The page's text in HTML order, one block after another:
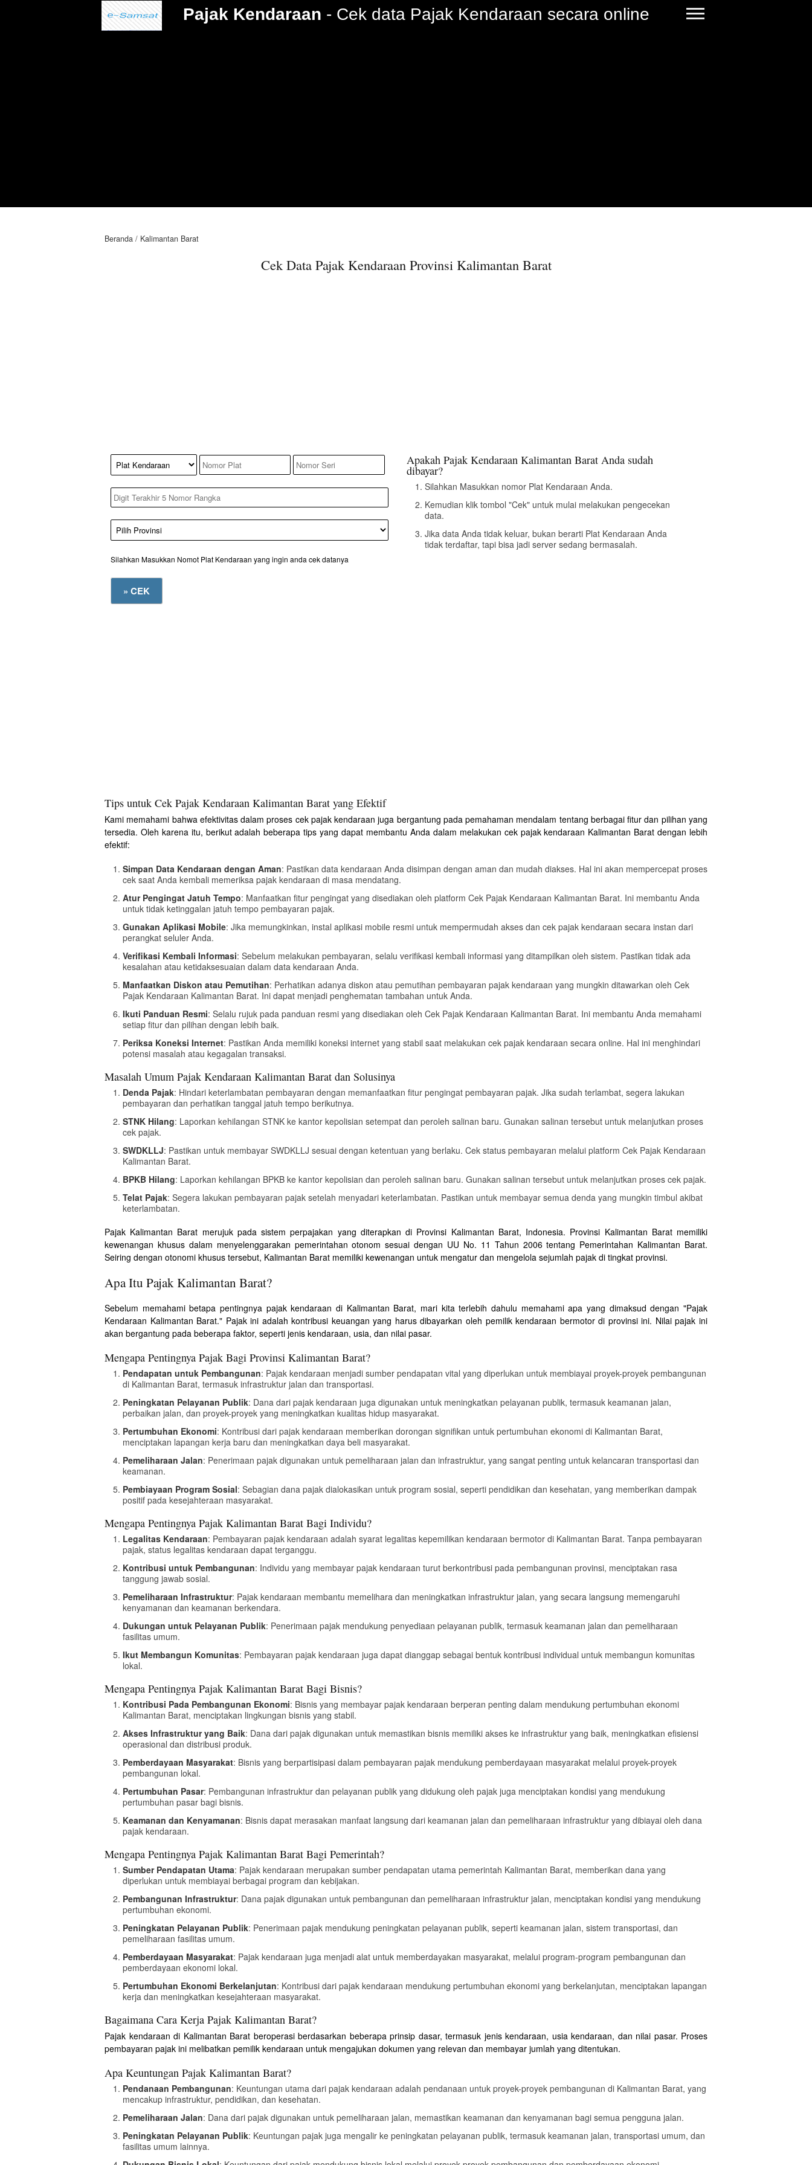
Pajak Kendaraan Cek data Pajak Kendaraan secara online
Beranda Kalimantan Barat
Cek Data Pajak Kendaraan Provinsi Kalimantan Barat
Silahkan Masukkan Nomot Plat Kendaraan yang ingin anda cek datanya
Apakah Pajak Kendaraan Kalimantan Barat Anda sudah
dibayar?
Silahkan Masukkan nomor Plat Kendaraan Anda.
Kemudian klik tombol "Cek" untuk mulai melakukan pengecekan
data.
Jika data Anda tidak keluar, bukan berarti Plat Kendaraan Anda
tidak terdaftar, tapi bisa jadi server sedang bermasalah.
Tips untuk Cek Pajak Kendaraan Kalimantan Barat yang Efektif
Kami memahami bahwa efektivitas dalam proses cek pajak kendaraan juga bergantung pada pemahaman mendalam tentang berbagai fitur dan pilihan yang
tersedia. Oleh karena itu, berikut adalah beberapa tips yang dapat membantu Anda dalam melakukan cek pajak kendaraan Kalimantan Barat dengan lebih
efektif:
Simpan Data Kendaraan dengan Aman: Pastikan data kendaraan Anda disimpan dengan aman dan mudah diakses. Hal ini akan mempercepat proses
cek saat Anda kembali memeriksa pajak kendaraan di masa mendatang.
Atur Pengingat Jatuh Tempo: Manfaatkan fitur pengingat yang disediakan oleh platform Cek Pajak Kendaraan Kalimantan Barat. Ini membantu Anda
untuk tidak ketinggalan jatuh tempo pembayaran pajak.
Gunakan Aplikasi Mobile: Jika memungkinkan, instal aplikasi mobile resmi untuk mempermudah akses dan cek pajak kendaraan secara instan dari
perangkat seluler Anda.
Verifikasi Kembali Informasi: Sebelum melakukan pembayaran, selalu verifikasi kembali informasi yang ditampilkan oleh sistem. Pastikan tidak ada
kesalahan atau ketidaksesuaian dalam data kendaraan Anda.
Manfaatkan Diskon atau Pemutihan: Perhatikan adanya diskon atau pemutihan pembayaran pajak kendaraan yang mungkin ditawarkan oleh Cek
Pajak Kendaraan Kalimantan Barat. Ini dapat menjadi penghematan tambahan untuk Anda.
Ikuti Panduan Resmi: Selalu rujuk pada panduan resmi yang disediakan oleh Cek Pajak Kendaraan Kalimantan Barat. Ini membantu Anda memahami
setiap fitur dan pilihan dengan lebih baik.
Periksa Koneksi Internet: Pastikan Anda memiliki koneksi internet yang stabil saat melakukan cek pajak kendaraan secara online. Hal ini menghindari
potensi masalah atau kegagalan transaksi.
Masalah Umum Pajak Kendaraan Kalimantan Barat dan Solusinya
Denda Pajak: Hindari keterlambatan pembayaran dengan memanfaatkan fitur pengingat pembayaran pajak. Jika sudah terlambat, segera lakukan
pembayaran dan perhatikan tanggal jatuh tempo berikutnya.
STNK Hilang: Laporkan kehilangan STNK ke kantor kepolisian setempat dan peroleh salinan baru. Gunakan salinan tersebut untuk melanjutkan proses
cek pajak.
SWDKLLJ: Pastikan untuk membayar SWDKLLJ sesuai dengan ketentuan yang berlaku. Cek status pembayaran melalui platform Cek Pajak Kendaraan
Kalimantan Barat.
BPKB Hilang: Laporkan kehilangan BPKB ke kantor kepolisian dan peroleh salinan baru. Gunakan salinan tersebut untuk melanjutkan proses cek pajak.
Telat Pajak: Segera lakukan pembayaran pajak setelah menyadari keterlambatan. Pastikan untuk membayar semua denda yang mungkin timbul akibat
keterlambatan.
Pajak Kalimantan Barat merujuk pada sistem perpajakan yang diterapkan di Provinsi Kalimantan Barat, Indonesia. Provinsi Kalimantan Barat memiliki
kewenangan khusus dalam menyelenggarakan pemerintahan otonom sesuai dengan UU No. 11 Tahun 2006 tentang Pemerintahan Kalimantan Barat.
Seiring dengan otonomi khusus tersebut, Kalimantan Barat memiliki kewenangan untuk mengatur dan mengelola sejumlah pajak di tingkat provinsi.
Apa Itu Pajak Kalimantan Barat?
Sebelum memahami betapa pentingnya pajak kendaraan di Kalimantan Barat, mari kita terlebih dahulu memahami apa yang dimaksud dengan "Pajak
Kendaraan Kalimantan Barat." Pajak ini adalah kontribusi keuangan yang harus dibayarkan oleh pemilik kendaraan bermotor di provinsi ini. Nilai pajak ini
akan bergantung pada beberapa faktor, seperti jenis kendaraan, usia, dan nilai pasar.
Mengapa Pentingnya Pajak Bagi Provinsi Kalimantan Barat?
Pendapatan untuk Pembangunan: Pajak kendaraan menjadi sumber pendapatan vital yang diperlukan untuk membiayai proyek-proyek pembangunan
di Kalimantan Barat, termasuk infrastruktur jalan dan transportasi.
Peningkatan Pelayanan Publik: Dana dari pajak kendaraan juga digunakan untuk meningkatkan pelayanan publik, termasuk keamanan jalan,
perbaikan jalan, dan proyek-proyek yang meningkatkan kualitas hidup masyarakat.
Pertumbuhan Ekonomi: Kontribusi dari pajak kendaraan memberikan dorongan signifikan untuk pertumbuhan ekonomi di Kalimantan Barat,
menciptakan lapangan kerja baru dan meningkatkan daya beli masyarakat.
Pemeliharaan Jalan: Penerimaan pajak digunakan untuk pemeliharaan jalan dan infrastruktur, yang sangat penting untuk kelancaran transportasi dan
keamanan.
Pembiayaan Program Sosial: Sebagian dana pajak dialokasikan untuk program sosial, seperti pendidikan dan kesehatan, yang memberikan dampak
positif pada kesejahteraan masyarakat.
Mengapa Pentingnya Pajak Kalimantan Barat Bagi Individu?
Legalitas Kendaraan: Pembayaran pajak kendaraan adalah syarat legalitas kepemilikan kendaraan bermotor di Kalimantan Barat. Tanpa pembayaran
pajak, status legalitas kendaraan dapat terganggu.
Kontribusi untuk Pembangunan: Individu yang membayar pajak kendaraan turut berkontribusi pada pembangunan provinsi, menciptakan rasa
tanggung jawab sosial.
Pemeliharaan Infrastruktur: Pajak kendaraan membantu memelihara dan meningkatkan infrastruktur jalan, yang secara langsung memengaruhi
kenyamanan dan keamanan berkendara.
Dukungan untuk Pelayanan Publik: Penerimaan pajak mendukung penyediaan pelayanan publik, termasuk keamanan jalan dan pemeliharaan
fasilitas umum.
Ikut Membangun Komunitas: Pembayaran pajak kendaraan juga dapat dianggap sebagai bentuk kontribusi individual untuk membangun komunitas
lokal.
Mengapa Pentingnya Pajak Kalimantan Barat Bagi Bisnis?
Kontribusi Pada Pembangunan Ekonomi: Bisnis yang membayar pajak kendaraan berperan penting dalam mendukung pertumbuhan ekonomi
Kalimantan Barat, menciptakan lingkungan bisnis yang stabil.
Akses Infrastruktur yang Baik: Dana dari pajak digunakan untuk memastikan bisnis memiliki akses ke infrastruktur yang baik, meningkatkan efisiensi
operasional dan distribusi produk.
Pemberdayaan Masyarakat: Bisnis yang berpartisipasi dalam pembayaran pajak mendukung pemberdayaan masyarakat melalui proyek-proyek
pembangunan lokal.
Pertumbuhan Pasar: Pembangunan infrastruktur dan pelayanan publik yang didukung oleh pajak juga menciptakan kondisi yang mendukung
pertumbuhan pasar bagi bisnis.
Keamanan dan Kenyamanan: Bisnis dapat merasakan manfaat langsung dari keamanan jalan dan pemeliharaan infrastruktur yang dibiayai oleh dana
pajak kendaraan.
Mengapa Pentingnya Pajak Kalimantan Barat Bagi Pemerintah?
Sumber Pendapatan Utama: Pajak kendaraan merupakan sumber pendapatan utama pemerintah Kalimantan Barat, memberikan dana yang
diperlukan untuk membiayai berbagai program dan kebijakan.
Pembangunan Infrastruktur: Dana pajak digunakan untuk pembangunan dan pemeliharaan infrastruktur jalan, menciptakan kondisi yang mendukung
pertumbuhan ekonomi.
Peningkatan Pelayanan Publik: Penerimaan pajak mendukung peningkatan pelayanan publik, seperti keamanan jalan, sistem transportasi, dan
pemeliharaan fasilitas umum.
Pemberdayaan Masyarakat: Pajak kendaraan juga menjadi alat untuk memberdayakan masyarakat, melalui program-program pembangunan dan
pemberdayaan ekonomi lokal.
Pertumbuhan Ekonomi Berkelanjutan: Kontribusi dari pajak kendaraan mendukung pertumbuhan ekonomi yang berkelanjutan, menciptakan lapangan
kerja dan meningkatkan kesejahteraan masyarakat.
Bagaimana Cara Kerja Pajak Kalimantan Barat?
Pajak kendaraan di Kalimantan Barat beroperasi berdasarkan beberapa prinsip dasar, termasuk jenis kendaraan, usia kendaraan, dan nilai pasar. Proses
pembayaran pajak ini melibatkan pemilik kendaraan untuk mengajukan dokumen yang relevan dan membayar jumlah yang ditentukan.
Apa Keuntungan Pajak Kalimantan Barat?
Pendanaan Pembangunan: Keuntungan utama dari pajak kendaraan adalah pendanaan untuk proyek-proyek pembangunan di Kalimantan Barat, yang
mencakup infrastruktur, pendidikan, dan kesehatan.
Pemeliharaan Jalan: Dana dari pajak digunakan untuk pemeliharaan jalan, memastikan keamanan dan kenyamanan bagi semua pengguna jalan.
Peningkatan Pelayanan Publik: Keuntungan pajak juga mengalir ke peningkatan pelayanan publik, termasuk keamanan jalan, transportasi umum, dan
fasilitas umum lainnya.